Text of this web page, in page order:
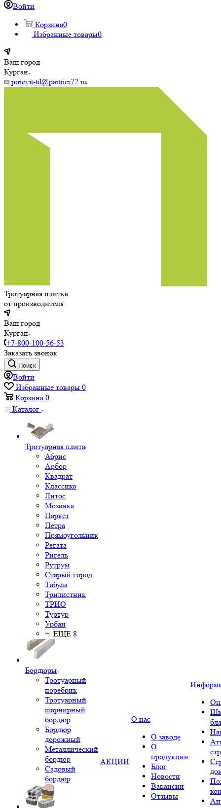
Войти
Корзина0
Избранные товары0
Ваш город
Курган
porevit-td@partner72.ru
Тротуарная плитка
от производителя
Ваш город
Курган
+7-800-100-56-53
Заказать звонок
Поиск
Войти
Избранные товары 0
Корзина 0
Каталог
Тротуарная плита
Абрис
Арбор
Квадрат
Классико
Литос
Мозаика
Паркет
Петра
Прямоугольник
Регата
Ригель
Рутрум
Старый город
Табула
Трилистник
ТРИО
Туртур
Урбан
+ ЕЩЕ 8
Бордюры
Тротуарный
поребрик
Тротуарный
шарнирный
бордюр
Бордюр
дорожный
Металлический
бордюр
Садовый
бордюр
АКЦИИ
О нас
О заводе
О
продукции
Блог
Новости
Вакансии
Отзывы